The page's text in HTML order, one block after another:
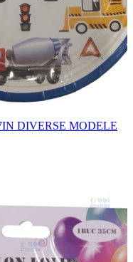
DIVERSE MODELE